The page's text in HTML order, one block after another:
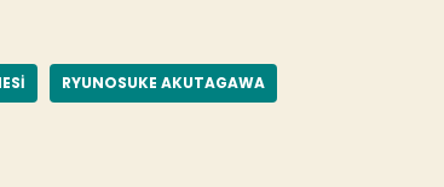
RYUNOSUKE AKUTAGAWA